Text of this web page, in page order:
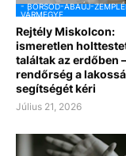
- BORSOD-ABAÚJ-
VÁRMEGYE
Rejtély Miskolcon:
ismeretlen
találtak az erdőben
rendőrség a
segítségét kéri
Július 21, 2026